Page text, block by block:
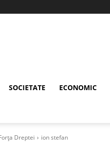
SOCIETATE ECONOMIC
Dreptei ion stefan